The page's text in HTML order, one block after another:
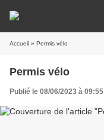
Accueil » Permis vélo
Permis vélo
Publié le 08/06/2023 à 09:55